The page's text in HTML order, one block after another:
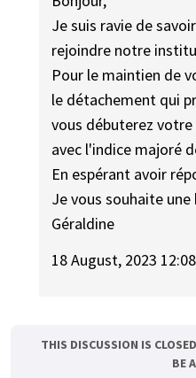
Je suis ravie de
rejoindre notre
Pour le maintien de
le détachement qui
vous débuterez
avec l'indice majoré
En espérant avoir
Je vous souhaite une
Géraldine
18 August, 2023 12:08
THIS DISCUSSION IS
BE